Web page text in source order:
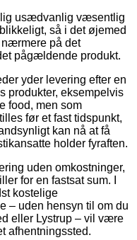
usædvanlig væsentlig
så i det øjemed
nærmere på det
pågældende produkt.
yder levering efter en
produkter, eksempelvis
food, men som
før et fast tidspunkt,
kan nå at få
holder fyraften.
uden omkostninger,
for en fastsat sum. I
kostelige
– uden hensyn til om du
eller Lystrup – vil være
afhentningssted.